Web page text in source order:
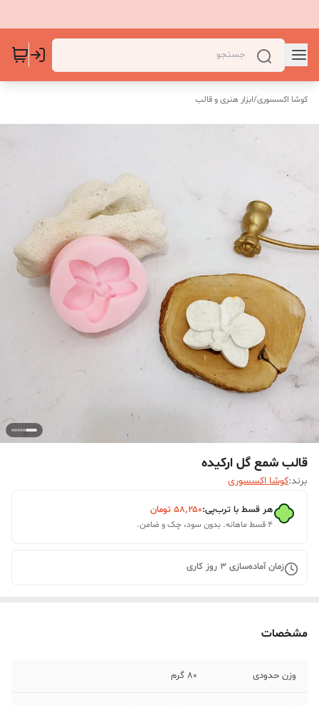
کوشا اکسسوری/ابزار هنری و قالب
قالب شمع گل ارکیده
برند:کوشا اکسسوری
هر قسط با ترب‌پی:۵۸٬۲۵۰ تومان
۴ قسط ماهانه. بدون سود، چک و ضامن.
زمان آماده‌سازی 3 روز کاری
مشخصات
وزن حدودی 80 گرم